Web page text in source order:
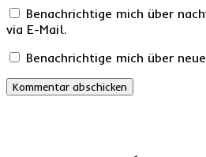
Benachrichtige mich über
via E-Mail.
Benachrichtige mich über